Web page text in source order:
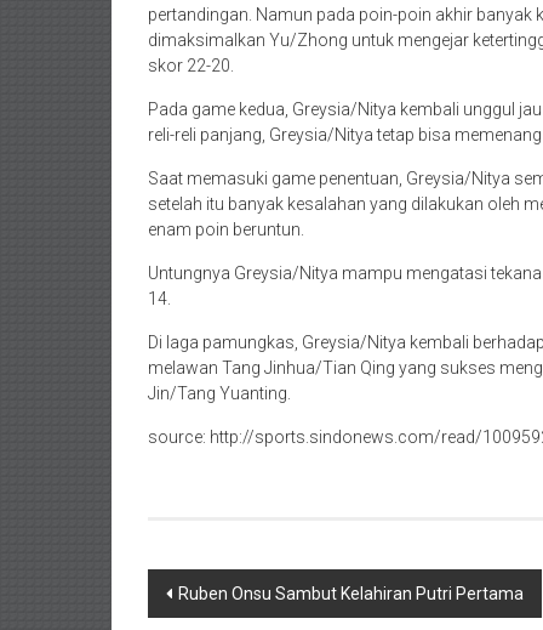
pertandingan. Namun pada poin-poin akhir banyak
dimaksimalkan Yu/Zhong untuk mengejar
skor 22-20.
Pada game kedua, Greysia/Nitya kembali unggul
reli-reli panjang, Greysia/Nitya tetap bisa
Saat memasuki game penentuan, Greysia/Nitya
setelah itu banyak kesalahan yang dilakukan oleh
enam poin beruntun.
Untungnya Greysia/Nitya mampu mengatasi
14.
Di laga pamungkas, Greysia/Nitya kembali
melawan Tang Jinhua/Tian Qing yang sukses
Jin/Tang Yuanting.
source: http://sports.sindonews.com/read/
Navigasi
Ruben Onsu Sambut Kelahiran Putri Pertama